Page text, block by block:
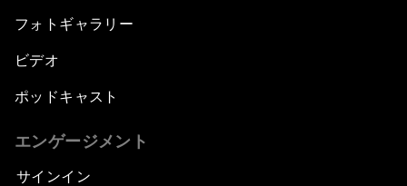
フォトギャラリー
ビデオ
ポッドキャスト
エンゲージメント
サインイン